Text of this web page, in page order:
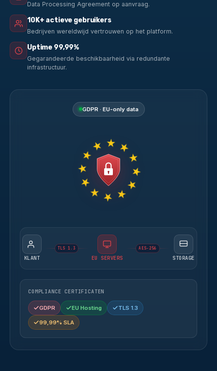
Data Processing Agreement op aanvraag.
10K+ actieve gebruikers
Bedrijven wereldwijd vertrouwen op het platform.
Uptime 99,99%
Gegarandeerde beschikbaarheid via redundante
infrastructuur.
GDPR · EU-only data
KLANT
TLS 1.3
EU SERVERS
AES-256
STORAGE
COMPLIANCE CERTIFICATEN
GDPR EU Hosting TLS 1.3
99,99% SLA